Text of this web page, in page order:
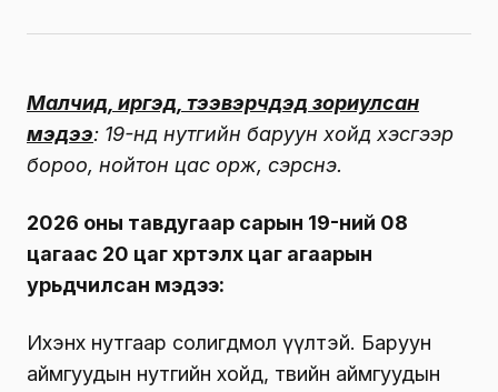
Малчид, иргэд, тээвэрчдэд зориулсан
мэдээ: 19-нд нутгийн баруун хойд хэсгээр
бороо, нойтон цас орж, сэрүүснэ.
2026 оны тавдугаар сарын 19-ний 08
цагаас 20 цаг хүртэлх цаг агаарын
урьдчилсан мэдээ:
Ихэнх нутгаар солигдмол үүлтэй. Баруун
аймгуудын нутгийн хойд, төвийн аймгуудын